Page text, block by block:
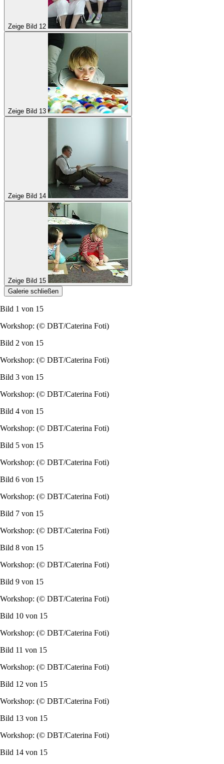
Zeige Bild 12
Zeige Bild 13
Zeige Bild 14
Zeige Bild 15
Galerie schließen
Bild 1 von 15
Workshop: (© DBT/Caterina Foti)
Bild 2 von 15
Workshop: (© DBT/Caterina Foti)
Bild 3 von 15
Workshop: (© DBT/Caterina Foti)
Bild 4 von 15
Workshop: (© DBT/Caterina Foti)
Bild 5 von 15
Workshop: (© DBT/Caterina Foti)
Bild 6 von 15
Workshop: (© DBT/Caterina Foti)
Bild 7 von 15
Workshop: (© DBT/Caterina Foti)
Bild 8 von 15
Workshop: (© DBT/Caterina Foti)
Bild 9 von 15
Workshop: (© DBT/Caterina Foti)
Bild 10 von 15
Workshop: (© DBT/Caterina Foti)
Bild 11 von 15
Workshop: (© DBT/Caterina Foti)
Bild 12 von 15
Workshop: (© DBT/Caterina Foti)
Bild 13 von 15
Workshop: (© DBT/Caterina Foti)
Bild 14 von 15